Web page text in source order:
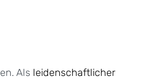
Als leidenschaftlicher